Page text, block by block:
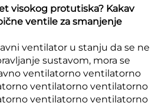
visokog protutiska? Kakav
ventile za smanjenje
ventilator u stanju da se ne
sustavom, mora se
ventilatorno ventilatorno
ventilatorno ventilatorno
ventilatorno ventilatorno